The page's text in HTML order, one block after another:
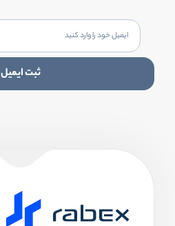
ثبت ایمیل